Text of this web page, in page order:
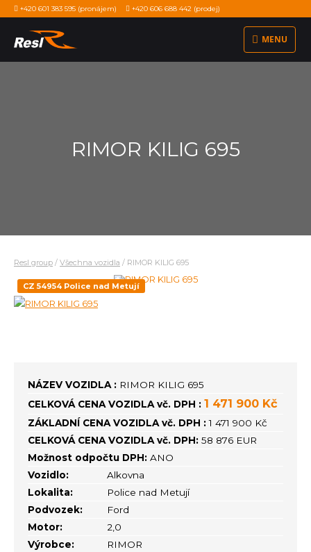
+420 601 383 595 (pronájem) +420 606 688 442 (prodej)
MENU
RIMOR KILIG 695
Resl group / Všechna vozidla / RIMOR KILIG 695
CZ 54954 Police nad Metují
NÁZEV VOZIDLA : RIMOR KILIG 695
CELKOVÁ CENA VOZIDLA vč. DPH : 1 471 900 Kč
ZÁKLADNÍ CENA VOZIDLA vč. DPH : 1 471 900 Kč
CELKOVÁ CENA VOZIDLA vč. DPH: 58 876 EUR
Možnost odpočtu DPH: ANO
Vozidlo:
Alkovna
Lokalita:
Police nad Metují
Podvozek:
Ford
Motor:
2,0
Výrobce:
RIMOR